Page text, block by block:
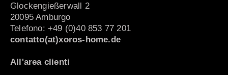
Glockengießerwall 2
20095 Amburgo
Telefono: +49 (0)40 853 77 201
contatto(at)xoros-home.de
All'area clienti